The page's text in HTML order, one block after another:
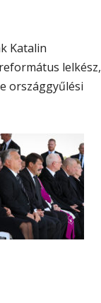
Katalin
lelkész,
országgyűlési